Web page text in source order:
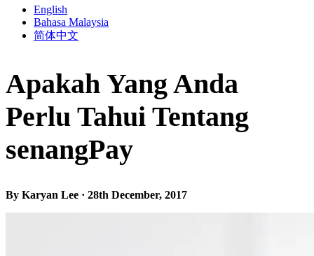
English
Bahasa Malaysia
简体中文
Apakah Yang Anda
Perlu Tahui Tentang
senangPay
By Karyan Lee · 28th December, 2017